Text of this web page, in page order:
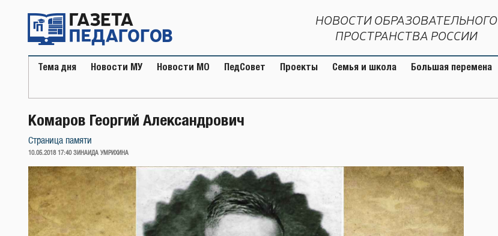
содержимому
НОВОСТИ ОБРАЗОВАТЕЛЬНОГО
ПРОСТРАНСТВА РОССИИ
Тема дня Новости МУ Новости МО ПедСовет Проекты Семья и школа Большая перемена
Комаров Георгий Александрович
Страница памяти
ОПУБЛИКОВАНО
10.05.2018 17:40 ЗИНАИДА УМРИХИНА